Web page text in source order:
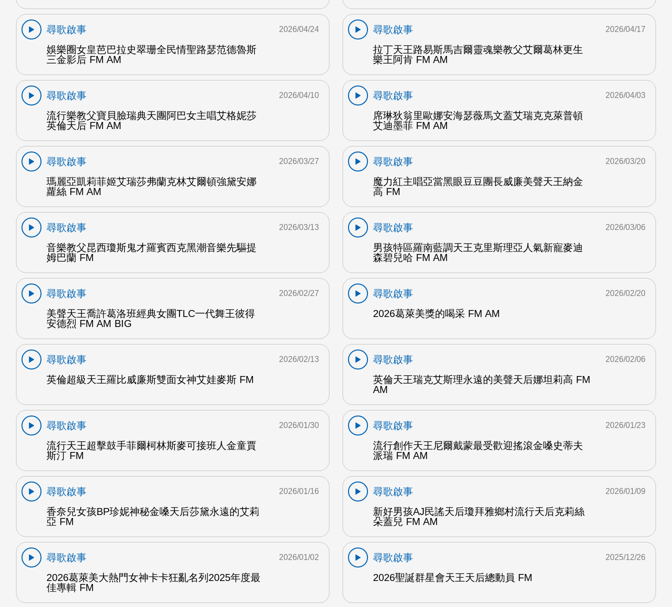
尋歌啟事
娛樂圈女皇芭巴拉史翠珊全民情聖路瑟范德魯斯
三金影后 FM AM
2026/04/24
尋歌啟事
拉丁天王路易斯馬吉爾靈魂樂教父艾爾葛林更生
樂王阿肯 FM AM
2026/04/17
尋歌啟事
流行樂教父寶貝臉瑞典天團阿巴女主唱艾格妮莎
英倫天后 FM AM
2026/04/10
尋歌啟事
席琳狄翁里歐娜安海瑟薇馬文蓋艾瑞克克萊普頓
艾迪墨菲 FM AM
2026/04/03
尋歌啟事
瑪麗亞凱莉菲姬艾瑞莎弗蘭克林艾爾頓強黛安娜
蘿絲 FM AM
2026/03/27
尋歌啟事
魔力紅主唱亞當黑眼豆豆團長威廉美聲天王納金
高 FM
2026/03/20
尋歌啟事
音樂教父昆西瓊斯鬼才羅賓西克黑潮音樂先驅提
姆巴蘭 FM
2026/03/13
尋歌啟事
男孩特區羅南藍調天王克里斯理亞人氣新寵麥迪
森碧兒哈 FM AM
2026/03/06
尋歌啟事
美聲天王喬許葛洛班經典女團TLC一代舞王彼得
安德烈 FM AM BIG
2026/02/27
尋歌啟事
2026葛萊美獎的喝采 FM AM
2026/02/20
尋歌啟事
英倫超級天王羅比威廉斯雙面女神艾娃麥斯 FM
2026/02/13
尋歌啟事
英倫天王瑞克艾斯理永遠的美聲天后娜坦莉高 FM
AM
2026/02/06
尋歌啟事
流行天王超擊鼓手菲爾柯林斯麥可接班人金童賈
斯汀 FM
2026/01/30
尋歌啟事
流行創作天王尼爾戴蒙最受歡迎搖滾金嗓史蒂夫
派瑞 FM AM
2026/01/23
尋歌啟事
香奈兒女孩BP珍妮神秘金嗓天后莎黛永遠的艾莉
亞 FM
2026/01/16
尋歌啟事
新好男孩AJ民謠天后瓊拜雅鄉村流行天后克莉絲
朵蓋兒 FM AM
2026/01/09
尋歌啟事
2026葛萊美大熱門女神卡卡狂亂名列2025年度最
佳專輯 FM
2026/01/02
尋歌啟事
2026聖誕群星會天王天后總動員 FM
2025/12/26